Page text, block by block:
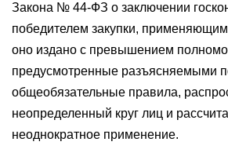
Закона № 44-ФЗ о заключении
победителем закупки,
оно издано с превышением
предусмотренные разъясняемыми
общеобязательные правила,
неопределенный круг лиц и
неоднократное применение.